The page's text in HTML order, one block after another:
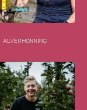
ALVERHONNING